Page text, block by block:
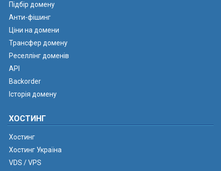
Підбір домену
Анти-фішинг
Ціни на домени
Трансфер домену
Реселлінг доменів
API
Backorder
Історія домену
ХОСТИНГ
Хостинг
Хостинг Україна
VDS / VPS